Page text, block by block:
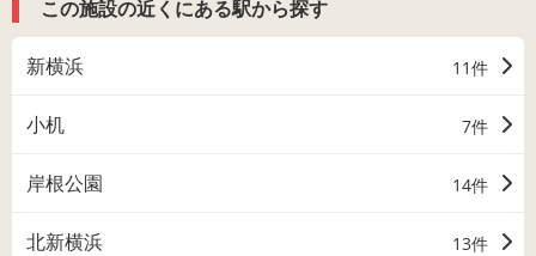
この施設の近くにある駅から探す
新横浜 11件
小机 7件
岸根公園 14件
北新横浜 13件